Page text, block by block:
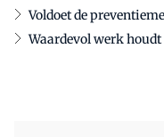
Voldoet de
Waardevol werk